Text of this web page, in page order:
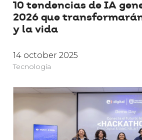
10 tendencias de IA
2026 que
y la vida
14 october 2025
Tecnología